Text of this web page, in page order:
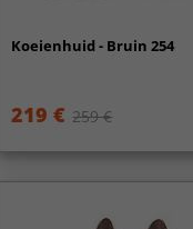
Koeienhuid - Bruin 254
219 € 259 €